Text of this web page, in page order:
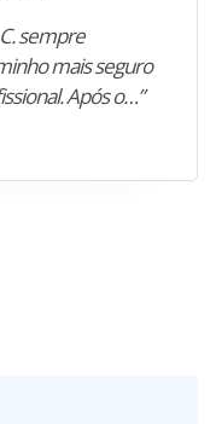
sempre
mais seguro
Após o…”